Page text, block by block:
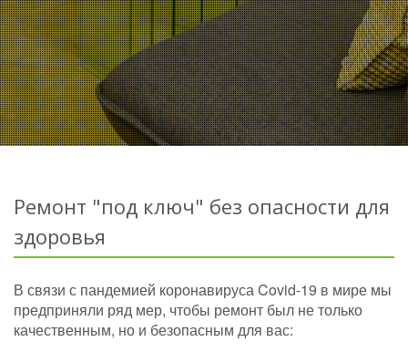
Ремонт "под ключ" без опасности для
здоровья
В связи с пандемией коронавируса Covid-19 в мире мы
предприняли ряд мер, чтобы ремонт был не только
качественным, но и безопасным для вас: